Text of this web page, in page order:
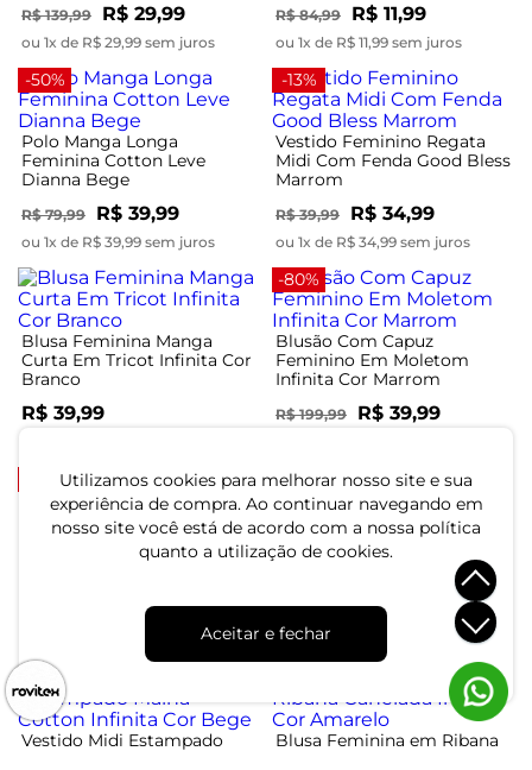
Utilizamos cookies para melhorar nosso site e sua
experiência de compra. Ao continuar navegando em
nosso site você está de acordo com a nossa política
quanto a utilização de cookies.
Aceitar e fechar
R$ 139,99 R$ 29,99
ou 1x de R$ 29,99 sem juros
R$ 84,99 R$ 11,99
ou 1x de R$ 11,99 sem juros
-50%
Polo Manga Longa
Feminina Cotton Leve
Dianna Bege
R$ 79,99 R$ 39,99
ou 1x de R$ 39,99 sem juros
-13%
Vestido Feminino Regata
Midi Com Fenda Good Bless
Marrom
R$ 39,99 R$ 34,99
ou 1x de R$ 34,99 sem juros
Blusa Feminina Manga
Curta Em Tricot Infinita Cor
Branco
R$ 39,99
-80%
Blusão Com Capuz
Feminino Em Moletom
Infinita Cor Marrom
R$ 199,99 R$ 39,99
-79%
Camiseta Manga Longa
Meia Malha Masculina
R$ 29,99
ou 1x de R$ 29,99 sem juros
-43%
Vestido Midi Canelado
Dianna Preto
ou 1x de R$ 39,99 sem juros
-80%
Vestido Midi Estampado
Blusa Feminina em Ribana